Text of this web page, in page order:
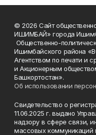
© 2026 Сайт
ИШИМБАЙ» города
Общественно-
Ишимбайского района
Агентством по печати и
и Акционерным
Башкортостан».
Об использовании
Свидетельство о
11.06.2025 г. выдано
надзору в сфере связи,
массовых коммуникаций